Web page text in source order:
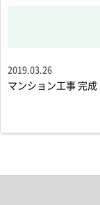
2019.03.26
マンション工事 完成